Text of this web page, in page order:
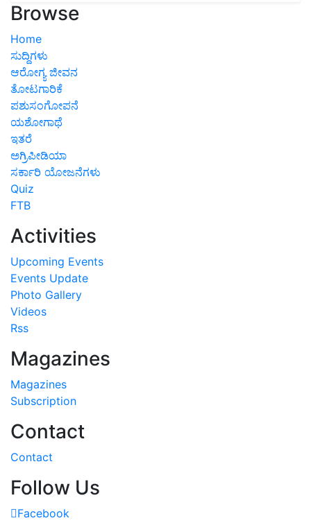
Browse
Home
ಸುದ್ದಿಗಳು
ಆರೋಗ್ಯ ಜೀವನ
ತೋಟಗಾರಿಕೆ
ಪಶುಸಂಗೋಪನೆ
ಯಶೋಗಾಥೆ
ಇತರೆ
ಅಗ್ರಿಪೀಡಿಯಾ
ಸರ್ಕಾರಿ ಯೋಜನೆಗಳು
Quiz
FTB
Activities
Upcoming Events
Events Update
Photo Gallery
Videos
Rss
Magazines
Magazines
Subscription
Contact
Contact
Follow Us
Facebook